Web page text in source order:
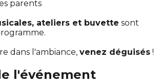
parents
ateliers et buvette sont
dans l'ambiance, venez déguisés !
l'événement